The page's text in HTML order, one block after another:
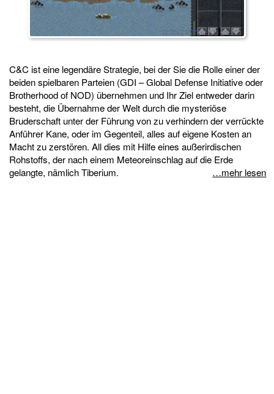
C&C ist eine legendäre Strategie, bei der Sie die Rolle einer der
beiden spielbaren Parteien (GDI – Global Defense Initiative oder
Brotherhood of NOD) übernehmen und Ihr Ziel entweder darin
besteht, die Übernahme der Welt durch die mysteriöse
Bruderschaft unter der Führung von zu verhindern der verrückte
Anführer Kane, oder im Gegenteil, alles auf eigene Kosten an
Macht zu zerstören. All dies mit Hilfe eines außerirdischen
Rohstoffs, der nach einem Meteoreinschlag auf die Erde
gelangte, nämlich Tiberium.
…mehr lesen